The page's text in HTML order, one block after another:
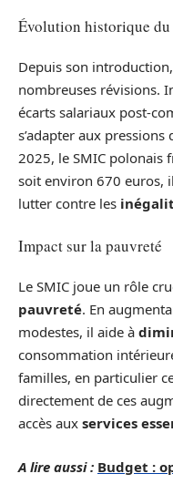
Évolution historique
Depuis son
nombreuses révisions.
écarts salariaux post-
s’adapter aux pressions
2025, le SMIC polonais
soit environ 670 euros,
lutter contre les
Impact sur la pauvreté
Le SMIC joue un rôle
pauvreté. En
modestes, il aide à
consommation
familles, en particulier
directement de ces
accès aux services
A lire aussi : Budget :